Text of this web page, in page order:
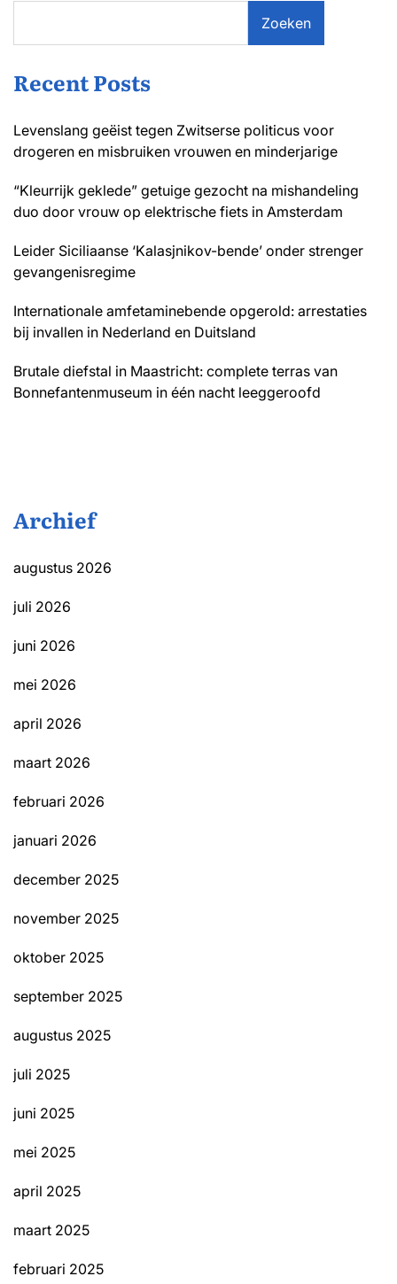
Zoeken
Recent Posts
Levenslang geëist tegen Zwitserse politicus voor
drogeren en misbruiken vrouwen en minderjarige
“Kleurrijk geklede” getuige gezocht na mishandeling
duo door vrouw op elektrische fiets in Amsterdam
Leider Siciliaanse ‘Kalasjnikov-bende’ onder strenger
gevangenisregime
Internationale amfetaminebende opgerold: arrestaties
bij invallen in Nederland en Duitsland
Brutale diefstal in Maastricht: complete terras van
Bonnefantenmuseum in één nacht leeggeroofd
Archief
augustus 2026
juli 2026
juni 2026
mei 2026
april 2026
maart 2026
februari 2026
januari 2026
december 2025
november 2025
oktober 2025
september 2025
augustus 2025
juli 2025
juni 2025
mei 2025
april 2025
maart 2025
februari 2025